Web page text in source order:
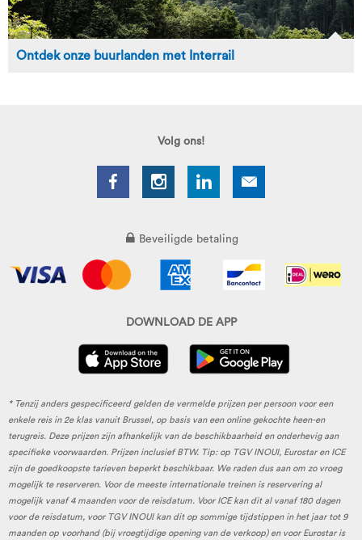
Ontdek onze buurlanden met Interrail
Volg ons!
Beveiligde betaling
DOWNLOAD DE APP
* Tenzij anders gespecificeerd gelden de vermelde prijzen per persoon voor een
enkele reis in 2e klas vanuit Brussel, op basis van een online gekochte heen-en
terugreis. Deze prijzen zijn afhankelijk van de beschikbaarheid en onderhevig aan
specifieke voorwaarden. Prijzen inclusief BTW. Tip: op TGV INOUI, Eurostar en ICE
zijn de goedkoopste tarieven beperkt beschikbaar. We raden dus aan om zo vroeg
mogelijk te reserveren. Voor de meeste internationale treinen is reservering al
mogelijk vanaf 4 maanden voor de reisdatum. Voor ICE kan dit al vanaf 180 dagen
voor de reisdatum, voor TGV INOUI kan dit op sommige tijdstippen in het jaar tot 9
maanden op voorhand (bij vroegtijdige opening van de verkoop) en voor Eurostar is